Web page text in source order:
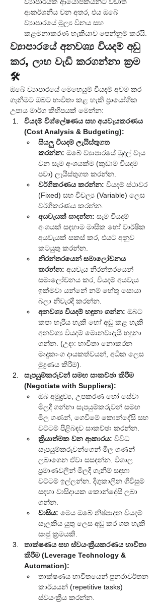
ආකර්ශනීය වන අතර, එය ඔබේ
ව්‍යාපාරයේ මූල්‍ය විනය සහ
කළමනාකරණ හැකියාව පෙන්නුම් කරයි.
ව්‍යාපාරයේ අනවශ්‍ය වියදම් අඩු
කර, ලාභ වැඩි කරගන්නා ක්‍රම
🛠️
ඔබේ ව්‍යාපාරයේ මෙහෙයුම් වියදම් අවම කර
ගැනීමට ඔබට භාවිතා කළ හැකි ප්‍රායෝගික
උපාය මාර්ග කිහිපයක් මෙන්න:
වියදම් විශ්ලේෂණය සහ අයවැයකරණය
(Cost Analysis & Budgeting):
සියලු වියදම් ලැයිස්තුගත
කරන්න: ඔබේ ව්‍යාපාරයේ මුදල් වැය
වන සෑම අංශයක්ම (කුඩාම වියදම
පවා) ලැයිස්තුගත කරන්න.
වර්ගීකරණය කරන්න: වියදම් ස්ථාවර
(Fixed) සහ විචල්‍ය (Variable) ලෙස
වර්ගීකරණය කරන්න.
අයවැයක් සාදන්න: සෑම වියදම්
අංශයක් සඳහාම මාසික හෝ වාර්ෂික
අයවැයක් සකස් කර, එයට අනුව
කටයුතු කරන්න.
නිරන්තරයෙන් සමාලෝචනය
කරන්න: අයවැය නිරන්තරයෙන්
සමාලෝචනය කර, වියදම් අයවැය
ඉක්මවා යන්නේ නම් හේතු සොයා
බලා නිවැරදි කරන්න.
අනවශ්‍ය වියදම් හඳුනා ගන්න: ඔබට
කපා හැරිය හැකි හෝ අඩු කළ හැකි
අනවශ්‍ය වියදම් මොනවාදැයි හඳුනා
ගන්න. (උදා: භාවිතා නොකරන
මෘදුකාංග දායකත්වයන්, අධික ලෙස
මුද්‍රණය කිරීම).
සැපයුම්කරුවන් සමඟ සාකච්ඡා කිරීම
(Negotiate with Suppliers):
ඔබ අමුද්‍රව්‍ය, උපකරණ හෝ සේවා
මිලදී ගන්නා සැපයුම්කරුවන් සමඟ
මිල ගණන්, ගෙවීමේ කොන්දේසි සහ
වට්ටම් පිළිබඳව සාකච්ඡා කරන්න.
ක්‍රියාත්මක වන ආකාරය: විවිධ
සැපයුම්කරුවන්ගෙන් මිල ගණන්
ලබාගෙන ඒවා සසඳන්න. විශාල
ප්‍රමාණවලින් මිලදී ගැනීම් සඳහා
වට්ටම් ඉල්ලන්න. දිගුකාලීන ගිවිසුම්
සඳහා වාසිදායක කොන්දේසි ලබා
ගන්න.
වාසිය: මෙය ඔබේ නිෂ්පාදන වියදම්
සැලකිය යුතු ලෙස අඩු කර ගත හැකි
සෘජු ක්‍රමයකි.
තාක්ෂණය සහ ස්වයංක්‍රීයකරණය භාවිතා
කිරීම (Leverage Technology &
Automation):
තාක්ෂණය භාවිතයෙන් පුනරාවර්තන
කාර්යයන් (repetitive tasks)
ස්වයංක්‍රීය කරන්න.